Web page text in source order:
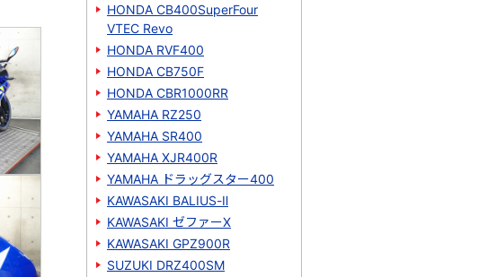
HONDA CB400SuperFour
VTEC Revo
HONDA RVF400
HONDA CB750F
HONDA CBR1000RR
YAMAHA RZ250
YAMAHA SR400
YAMAHA XJR400R
YAMAHA ドラッグスター400
KAWASAKI BALIUS-Ⅱ
KAWASAKI ゼファーΧ
KAWASAKI GPZ900R
SUZUKI DRZ400SM